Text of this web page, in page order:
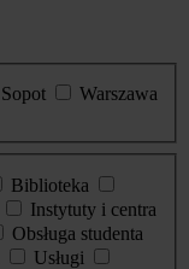
Sopot
Warszawa
Biblioteka
Instytuty i centra
Obsługa studenta
Usługi